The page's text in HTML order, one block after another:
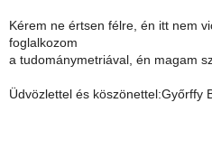
Kérem ne értsen félre, én itt nem
foglalkozom
a tudománymetriával, én magam
Üdvözlettel és köszönettel:Győrffy